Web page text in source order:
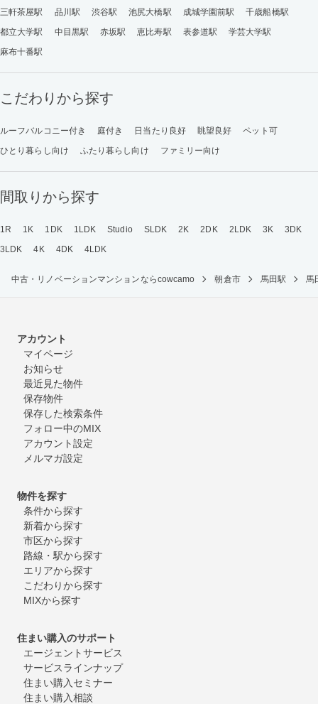
三軒茶屋駅 品川駅 渋谷駅 池尻大橋駅 成城学園前駅
千歳船橋駅
都立大学駅
中目黒駅 赤坂駅 恵比寿駅 表参道駅
学芸大学駅
麻布十番駅
こだわりから探す
ルーフバルコニー付き 庭付き 日当たり良好 眺望良好
ペット可
ひとり暮らし向け
ふたり暮らし向け ファミリー向け
間取りから探す
1R 1K 1DK 1LDK Studio SLDK 2K 2DK 2LDK 3K
3DK
3LDK
4K 4DK 4LDK
中古・リノベーションマンションならcowcamo 朝倉市 馬田駅 馬
アカウント
マイページ
お知らせ
最近見た物件
保存物件
保存した検索条件
フォロー中のMIX
アカウント設定
メルマガ設定
物件を探す
条件から探す
新着から探す
市区から探す
路線・駅から探す
エリアから探す
こだわりから探す
MIXから探す
住まい購入のサポート
エージェントサービス
サービスラインナップ
住まい購入セミナー
住まい購入相談